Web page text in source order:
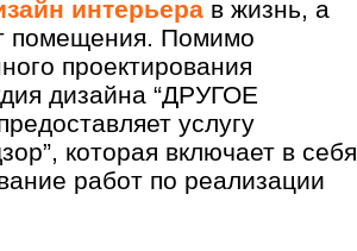
интерьера в жизнь, а
помещения. Помимо
проектирования
дизайна “ДРУГОЕ
услугу
которая включает в себя
работ по реализации